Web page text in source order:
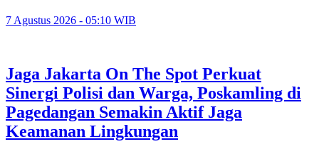
7 Agustus 2026 - 05:10 WIB
Jaga Jakarta On The Spot Perkuat
Sinergi Polisi dan Warga, Poskamling di
Pagedangan Semakin Aktif Jaga
Keamanan Lingkungan